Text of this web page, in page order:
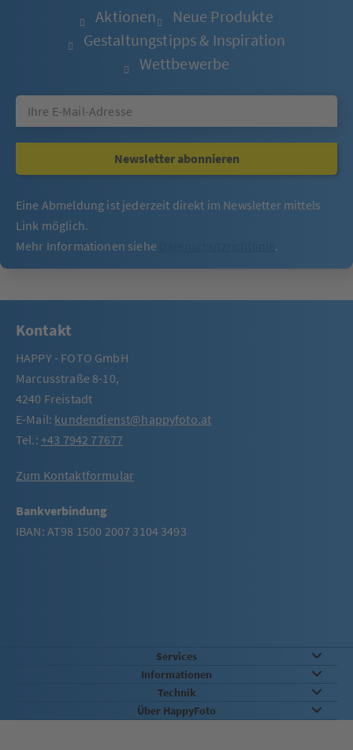
Aktionen
Neue Produkte
Gestaltungstipps & Inspiration
Wettbewerbe
Newsletter abonnieren
Eine Abmeldung ist jederzeit direkt im Newsletter mittels
Link möglich.
Mehr Informationen siehe
.
Kontakt
HAPPY - FOTO GmbH
Marcusstraße 8-10,
4240 Freistadt
E-Mail: kundendienst@happyfoto.at
Tel.: +43 7942 77677
Zum Kontaktformular
Bankverbindung
IBAN: AT98 1500 2007 3104 3493
Services
Informationen
Technik
Über HappyFoto